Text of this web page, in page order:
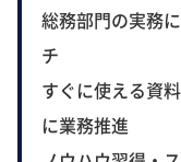
総務部門の実務
チ
すぐに使える資
に業務推進